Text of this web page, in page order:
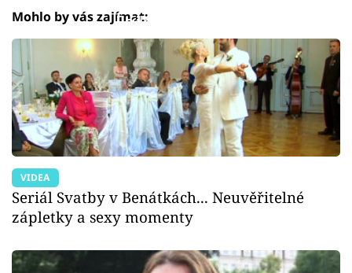
Failed to fetch
Mohlo by vás zajímat:
VIDEA
Seriál Svatby v Benátkách... Neuvěřitelné
zápletky a sexy momenty